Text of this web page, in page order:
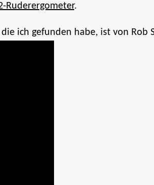
Ruderergometer.
ich gefunden habe, ist von Rob